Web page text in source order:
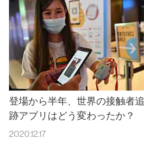
登場から半年、世界の接触者追
跡アプリはどう変わったか？
2020.12.17